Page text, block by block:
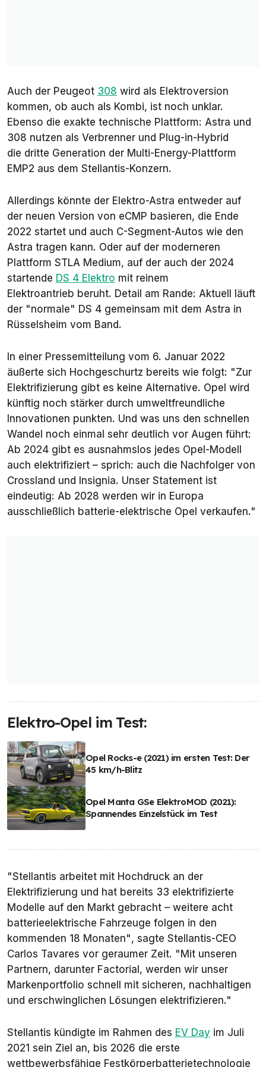
Auch der Peugeot 308 wird als Elektroversion
kommen, ob auch als Kombi, ist noch unklar.
Ebenso die exakte technische Plattform: Astra und
308 nutzen als Verbrenner und Plug-in-Hybrid
die dritte Generation der Multi-Energy-Plattform
EMP2 aus dem Stellantis-Konzern.
Allerdings könnte der Elektro-Astra entweder auf
der neuen Version von eCMP basieren, die Ende
2022 startet und auch C-Segment-Autos wie den
Astra tragen kann. Oder auf der moderneren
Plattform STLA Medium, auf der auch der 2024
startende DS 4 Elektro mit reinem
Elektroantrieb beruht. Detail am Rande: Aktuell läuft
der "normale" DS 4 gemeinsam mit dem Astra in
Rüsselsheim vom Band.
In einer Pressemitteilung vom 6. Januar 2022
äußerte sich Hochgeschurtz bereits wie folgt: "Zur
Elektrifizierung gibt es keine Alternative. Opel wird
künftig noch stärker durch umweltfreundliche
Innovationen punkten. Und was uns den schnellen
Wandel noch einmal sehr deutlich vor Augen führt:
Ab 2024 gibt es ausnahmslos jedes Opel-Modell
auch elektrifiziert – sprich: auch die Nachfolger von
Crossland und Insignia. Unser Statement ist
eindeutig: Ab 2028 werden wir in Europa
ausschließlich batterie-elektrische Opel verkaufen."
Elektro-Opel im Test:
Opel Rocks-e (2021) im ersten Test: Der
45 km/h-Blitz
Opel Manta GSe ElektroMOD (2021):
Spannendes Einzelstück im Test
"Stellantis arbeitet mit Hochdruck an der
Elektrifizierung und hat bereits 33 elektrifizierte
Modelle auf den Markt gebracht – weitere acht
batterieelektrische Fahrzeuge folgen in den
kommenden 18 Monaten", sagte Stellantis-CEO
Carlos Tavares vor geraumer Zeit. "Mit unseren
Partnern, darunter Factorial, werden wir unser
Markenportfolio schnell mit sicheren, nachhaltigen
und erschwinglichen Lösungen elektrifizieren."
Stellantis kündigte im Rahmen des EV Day im Juli
2021 sein Ziel an, bis 2026 die erste
wettbewerbsfähige Festkörperbatterietechnologie